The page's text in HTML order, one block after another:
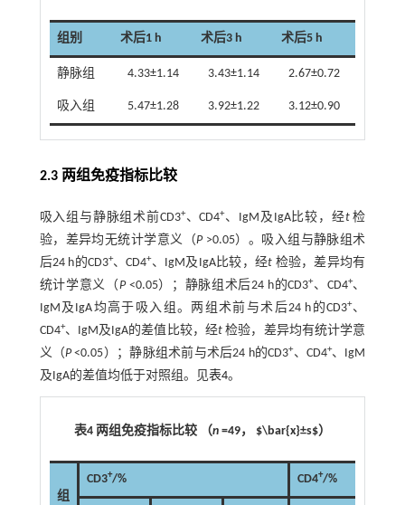
组别 术后1 h 术后3 h 术后5 h
静脉组 4.33±1.14 3.43±1.14 2.67±0.72
吸入组 5.47±1.28 3.92±1.22 3.12±0.90
2.3 两组免疫指标比较
吸入组与静脉组术前CD3+、CD4+、IgM及IgA比较，经t检
验，差异均无统计学意义（P>0.05）。吸入组与静脉组术
后24 h的CD3+、CD4+、IgM及IgA比较，经t 检验，差异均有
统计学意义（ P<0.05）；静脉组术后24 h的CD3+、CD4+、
IgM及IgA均高于吸入组。两组术前与术后24 h的CD3+、
CD4+、IgM及IgA的差值比较，经t 检验，差异均有统计学意
义（P<0.05）；静脉组术前与术后24 h的CD3+、CD4+、IgM
及IgA的差值均低于对照组。见表4。
表4 两组免疫指标比较 （n=49， $\bar{x}±s$）
组
CD3+/% CD4+/%